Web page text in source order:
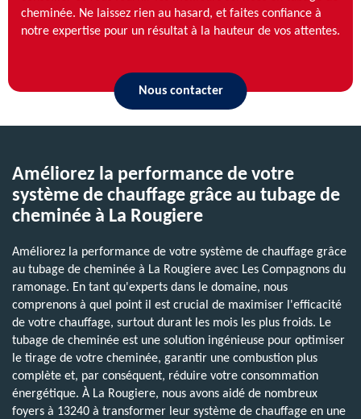
cheminée. Ne laissez rien au hasard, et faites confiance à
notre expertise pour un résultat à la hauteur de vos attentes.
Nous contacter
Améliorez la performance de votre
système de chauffage grâce au tubage de
cheminée à La Rougiere
Améliorez la performance de votre système de chauffage grâce
au tubage de cheminée à La Rougiere avec Les Compagnons du
ramonage. En tant qu'experts dans le domaine, nous
comprenons à quel point il est crucial de maximiser l'efficacité
de votre chauffage, surtout durant les mois les plus froids. Le
tubage de cheminée est une solution ingénieuse pour optimiser
le tirage de votre cheminée, garantir une combustion plus
complète et, par conséquent, réduire votre consommation
énergétique. À La Rougiere, nous avons aidé de nombreux
foyers à 13240 à transformer leur système de chauffage en une